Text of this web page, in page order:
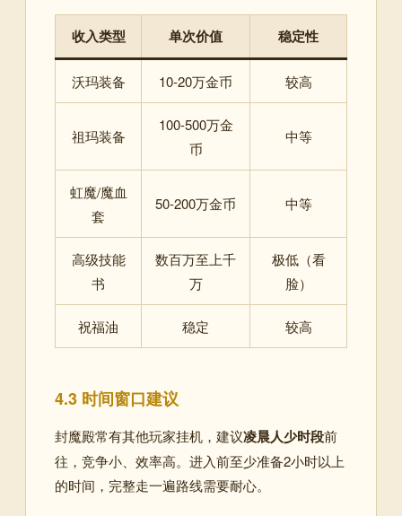
收入类型 单次价值 稳定性
沃玛装备 10-20万金币 较高
祖玛装备
100-500万金
币
中等
虹魔/魔血
套
50-200万金币 中等
高级技能
书
数百万至上千
万
极低（看
脸）
祝福油 稳定 较高
4.3 时间窗口建议
封魔殿常有其他玩家挂机，建议凌晨人少时段前
往，竞争小、效率高。进入前至少准备2小时以上
的时间，完整走一遍路线需要耐心。